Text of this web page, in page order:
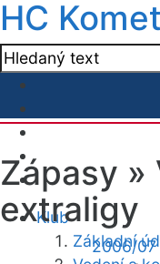
HC
Klub
Základní
Zápasy »
extraligy
2006/07